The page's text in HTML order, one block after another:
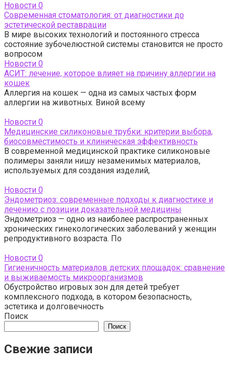
Новости 0
Современная стоматология: от диагностики до
эстетической реставрации
В мире высоких технологий и постоянного стресса
состояние зубочелюстной системы становится не просто
вопросом
Новости 0
АСИТ: лечение, которое влияет на причину аллергии на
кошек
Аллергия на кошек — одна из самых частых форм
аллергии на животных. Виной всему
Новости 0
Медицинские силиконовые трубки: критерии выбора,
биосовместимость и клиническая эффективность
В современной медицинской практике силиконовые
полимеры заняли нишу незаменимых материалов,
используемых для создания изделий,
Новости 0
Эндометриоз: современные подходы к диагностике и
лечению с позиции доказательной медицины
Эндометриоз — одно из наиболее распространенных
хронических гинекологических заболеваний у женщин
репродуктивного возраста. По
Новости 0
Гигиеничность материалов детских площадок: сравнение
и выживаемость микроорганизмов
Обустройство игровых зон для детей требует
комплексного подхода, в котором безопасность,
эстетика и долговечность
Поиск
Поиск
Свежие записи